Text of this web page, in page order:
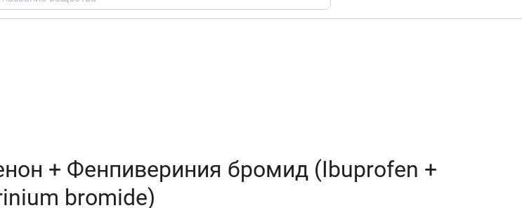
+ Фенпивериния бромид (Ibuprofen +
bromide)